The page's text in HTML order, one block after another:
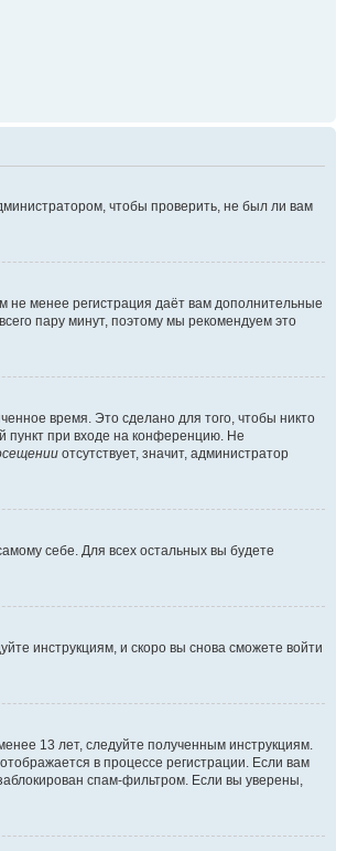
чтобы проверить, не был ли вам
не менее регистрация даёт вам дополнительные
пару минут, поэтому мы рекомендуем это
время. Это сделано для того, чтобы никто
пункт при входе на конференцию. Не
отсутствует, значит, администратор
себе. Для всех остальных вы будете
инструкциям, и скоро вы снова сможете войти
13 лет, следуйте полученным инструкциям.
в процессе регистрации. Если вам
спам-фильтром. Если вы уверены,